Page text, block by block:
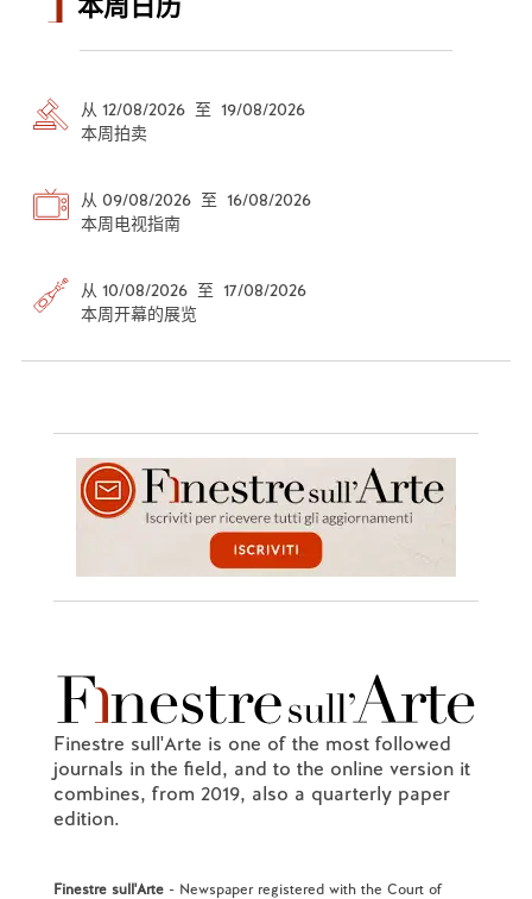
从 12/08/2026 至 19/08/2026
本周拍卖
从 09/08/2026 至 16/08/2026
本周电视指南
从 10/08/2026 至 17/08/2026
本周开幕的展览
Finestre sull'Arte is one of the most followed
journals in the field, and to the online version it
combines, from 2019, also a quarterly paper
edition.
Finestre sull'Arte- Newspaper registered with the Court of